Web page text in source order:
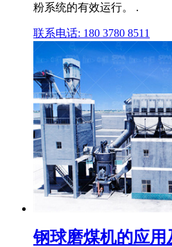
粉系统的有效运行。 .
联系电话: 180 3780 8511
钢球磨煤机的应用